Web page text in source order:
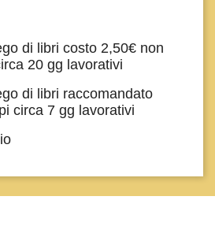
di libri costo 2,50€ non
20 gg lavorativi
di libri raccomandato
circa 7 gg lavorativi